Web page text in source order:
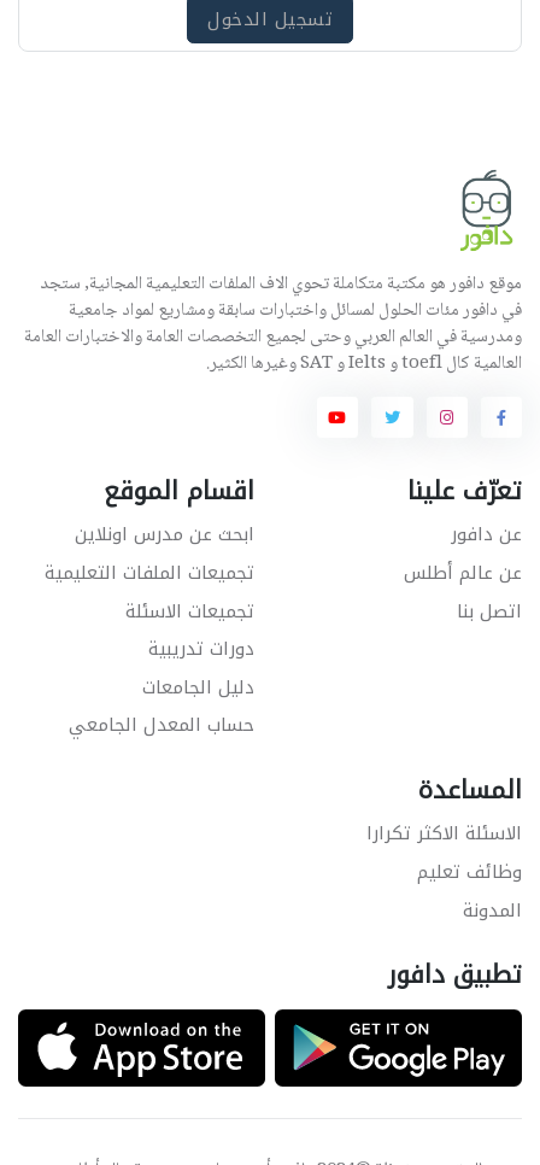
تسجيل الدخول
موقع دافور هو مكتبة متكاملة تحوي الاف الملفات التعليمية المجانية, ستجد
في دافور مئات الحلول لمسائل واختبارات سابقة ومشاريع لمواد جامعية
ومدرسية في العالم العربي وحتى لجميع التخصصات العامة والاختبارات العامة
العالمية كال toefl و Ielts و SAT وغيرها الكثير.
تعرّف علينا
عن دافور
عن عالم أطلس
اتصل بنا
اقسام الموقع
ابحث عن مدرس اونلاين
تجميعات الملفات التعليمية
تجميعات الاسئلة
دورات تدريبية
دليل الجامعات
حساب المعدل الجامعي
المساعدة
الاسئلة الاكثر تكرارا
وظائف تعليم
المدونة
تطبيق دافور